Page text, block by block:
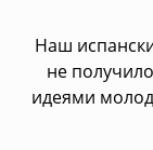
Наш
не
идеями